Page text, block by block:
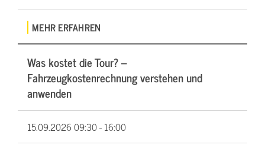
MEHR ERFAHREN
Was kostet die Tour? –
Fahrzeugkostenrechnung verstehen und
anwenden
15.09.202609:30 - 16:00